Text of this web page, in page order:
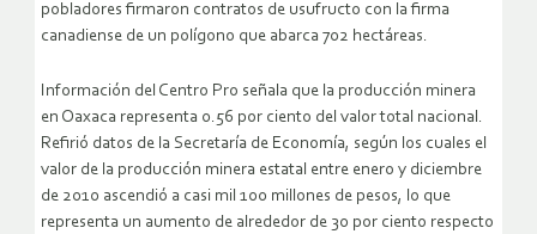
pobladores firmaron contratos de usufructo con la firma
canadiense de un polígono que abarca 702 hectáreas.
Información del Centro Pro señala que la producción minera
en Oaxaca representa 0.56 por ciento del valor total nacional.
Refirió datos de la Secretaría de Economía, según los cuales el
valor de la producción minera estatal entre enero y diciembre
de 2010 ascendió a casi mil 100 millones de pesos, lo que
representa un aumento de alrededor de 30 por ciento respecto